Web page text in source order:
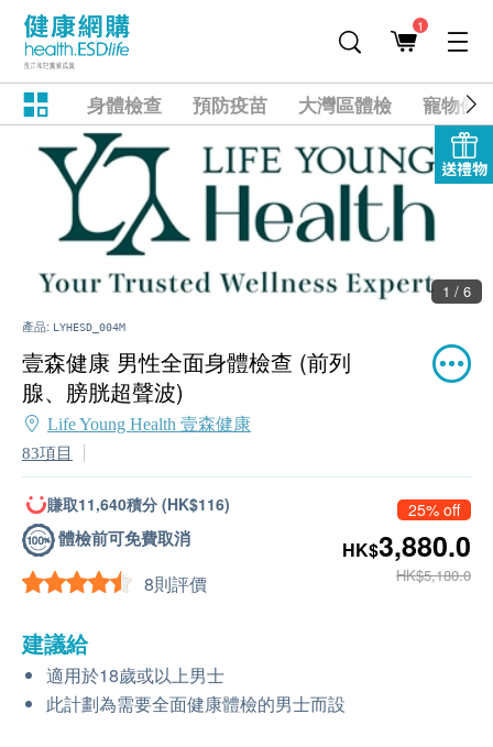
1
身體檢查 預防疫苗 大灣區體檢 寵物健
送禮物
1 / 6
產品: LYHESD_004M
壹森健康 男性全面身體檢查 (前列
腺、膀胱超聲波)
Life Young Health 壹森健康
83項目
賺取11,640積分 (HK$116)
體檢前可免費取消
8則評價
25% off
HK$3,880.0
HK$5,180.0
建議給
適用於18歲或以上男士
此計劃為需要全面健康體檢的男士而設